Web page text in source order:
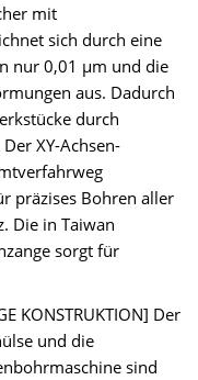
mit
sich durch eine
nur 0,01 µm und die
aus. Dadurch
durch
XY-Achsen-
präzises Bohren aller
Die in Taiwan
sorgt für
KONSTRUKTION] Der
und die
sind